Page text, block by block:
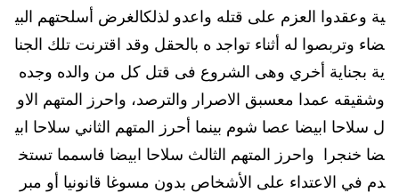
ية وعقدوا العزم على قتله واعدو لذلكالغرض أسلحتهم البي
ضاء وتربصوا له أثناء تواجد ه بالحقل وقد اقترنت تلك الجنا
ية بجناية أخري وهى الشروع فى قتل كل من والده وجده
وشقيقه عمدا معسبق الاصرار والترصد، واحرز المتهم الاو
ل سلاحا ابيضا عصا شوم بينما أحرز المتهم الثاني سلاحا ابي
ضا خنجرا واحرز المتهم الثالث سلاحا ابيضا فاسمما تستخ
دم في الاعتداء على الأشخاص بدون مسوغا قانونيا أو مبر